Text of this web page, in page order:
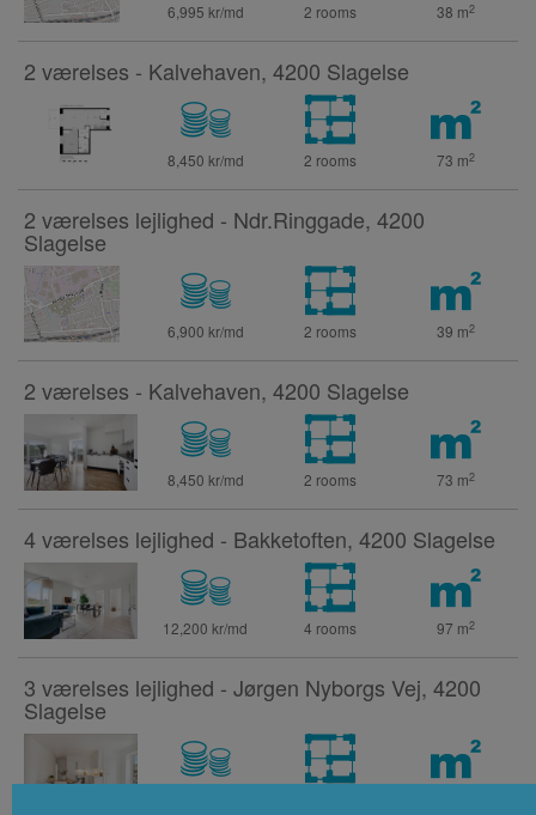
6,995 kr/md 2 rooms 38 m2
2 værelses - Kalvehaven, 4200 Slagelse
8,450 kr/md 2 rooms 73 m2
2 værelses lejlighed - Ndr.Ringgade, 4200
Slagelse
6,900 kr/md 2 rooms 39 m2
2 værelses - Kalvehaven, 4200 Slagelse
8,450 kr/md 2 rooms 73 m2
4 værelses lejlighed - Bakketoften, 4200 Slagelse
12,200 kr/md 4 rooms 97 m2
3 værelses lejlighed - Jørgen Nyborgs Vej, 4200
Slagelse